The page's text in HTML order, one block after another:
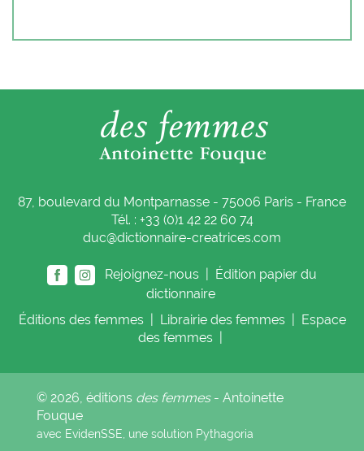
87, boulevard du Montparnasse - 75006 Paris - France
Tél. : +33 (0)1 42 22 60 74
duc@dictionnaire-creatrices.com
Rejoignez-nous |
Édition papier du
dictionnaire
Éditions des femmes Librairie des femmes
Espace
des femmes
© 2026, éditions des femmes- Antoinette
Fouque
avec EvidenSSE, une solution Pythagoria